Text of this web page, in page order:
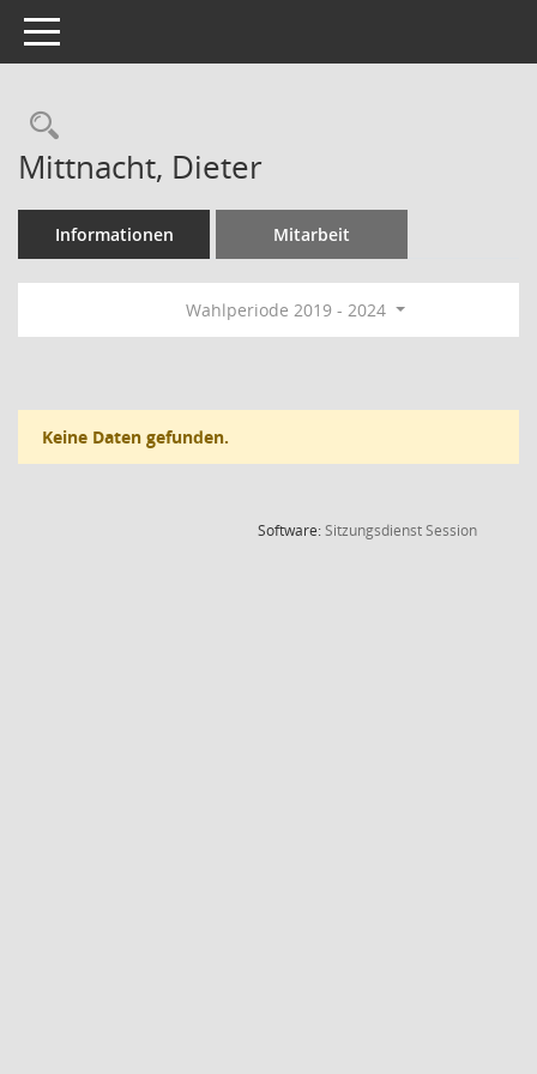
Toggle navigation
Rechercheauswahl
Mittnacht, Dieter
Informationen Mitarbeit
Wahlperiode 2019 - 2024
Keine Daten gefunden.
Software:SitzungsdienstSession(Wird in